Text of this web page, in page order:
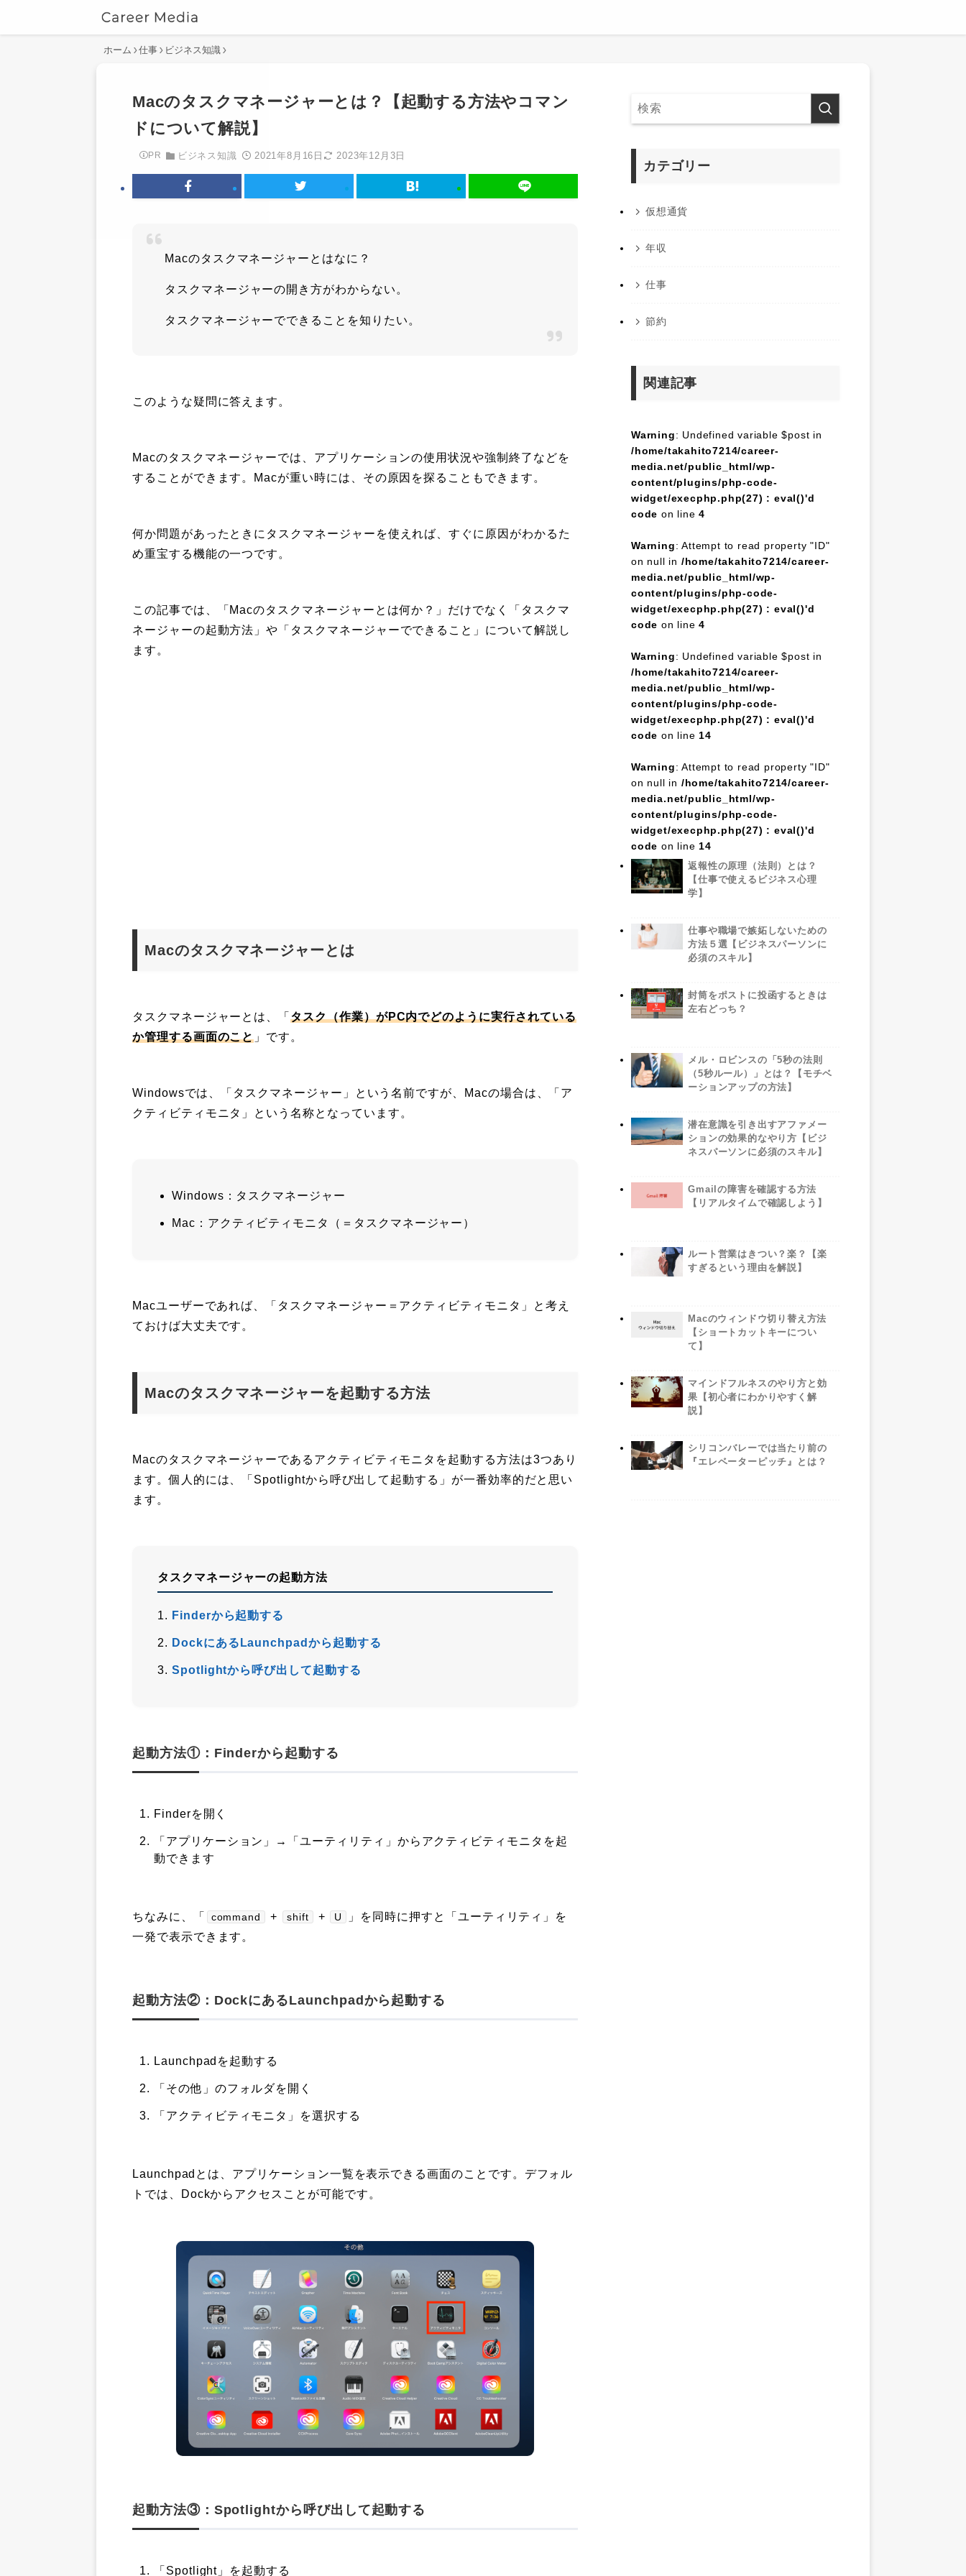
ホーム 仕事 ビジネス知識
Macのタスクマネージャーとは？【起動する方法やコマン
ドについて解説】
PR ビジネス知識 2021年8月16日 2023年12月3日
Macのタスクマネージャーとはなに？
タスクマネージャーの開き方がわからない。
タスクマネージャーでできることを知りたい。
このような疑問に答えます。
Macのタスクマネージャーでは、アプリケーションの使用状況や強制終了などを
することができます。Macが重い時には、その原因を探ることもできます。
何か問題があったときにタスクマネージャーを使えれば、すぐに原因がわかるた
め重宝する機能の一つです。
この記事では、「Macのタスクマネージャーとは何か？」だけでなく「タスクマ
ネージャーの起動方法」や「タスクマネージャーでできること」について解説し
ます。
Macのタスクマネージャーとは
タスクマネージャーとは、「タスク（作業）がPC内でどのように実行されている
か管理する画面のこと 」です。
Windowsでは、「タスクマネージャー」という名前ですが、Macの場合は、「ア
クティビティモニタ」という名称となっています。
Windows：タスクマネージャー
Mac：アクティビティモニタ（＝タスクマネージャー）
Macユーザーであれば、「タスクマネージャー＝アクティビティモニタ」と考え
ておけば大丈夫です。
Macのタスクマネージャーを起動する方法
Macのタスクマネージャーであるアクティビティモニタを起動する方法は3つあり
ます。個人的には、「Spotlightから呼び出して起動する」が一番効率的だと思い
ます。
タスクマネージャーの起動方法
Finderから起動する
DockにあるLaunchpadから起動する
Spotlightから呼び出して起動する
起動方法①：Finderから起動する
Finderを開く
「アプリケーション」→「ユーティリティ」からアクティビティモニタを起
動できます
ちなみに、「 command + shift + U
」を同時に押すと「ユーティリティ」を
一発で表示できます。
起動方法②：DockにあるLaunchpadから起動する
Launchpadを起動する
「その他」のフォルダを開く
「アクティビティモニタ」を選択する
Launchpadとは、アプリケーション一覧を表示できる画面のことです。デフォル
トでは、Dockからアクセスことが可能です。
起動方法③：Spotlightから呼び出して起動する
「Spotlight」を起動する
カテゴリー
仮想通貨
年収
仕事
節約
関連記事
Warning: Undefined variable $post in
/home/takahito7214/career-
media.net/public_html/wp-
content/plugins/php-code-
widget/execphp.php(27) : eval()'d
code on line4
Warning: Attempt to read property "ID"
on null in /home/takahito7214/career-
media.net/public_html/wp-
content/plugins/php-code-
widget/execphp.php(27) : eval()'d
code on line4
Warning: Undefined variable $post in
/home/takahito7214/career-
media.net/public_html/wp-
content/plugins/php-code-
widget/execphp.php(27) : eval()'d
code on line 14
Warning: Attempt to read property "ID"
on null in /home/takahito7214/career-
media.net/public_html/wp-
content/plugins/php-code-
widget/execphp.php(27) : eval()'d
code on line 14
返報性の原理（法則）とは？
【仕事で使えるビジネス心理
学】
仕事や職場で嫉妬しないための
方法５選【ビジネスパーソンに
必須のスキル】
封筒をポストに投函するときは
左右どっち？
メル・ロビンスの「5秒の法則
（5秒ルール）」とは？【モチベ
ーションアップの方法】
潜在意識を引き出すアファメー
ションの効果的なやり方【ビジ
ネスパーソンに必須のスキル】
Gmailの障害を確認する方法
【リアルタイムで確認しよう】
ルート営業はきつい？楽？【楽
すぎるという理由を解説】
Macのウィンドウ切り替え方法
【ショートカットキーについ
て】
マインドフルネスのやり方と効
果【初心者にわかりやすく解
説】
シリコンバレーでは当たり前の
『エレベーターピッチ』とは？